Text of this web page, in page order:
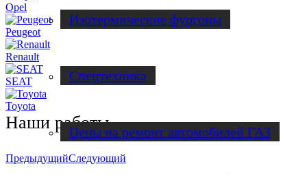
Изотермические фургоны
Спецтехника
Цены на ремонт автомобилей ГАЗ
Opel
Peugeot
Renault
SEAT
Toyota
Наши работы
ПредыдущийСледующий